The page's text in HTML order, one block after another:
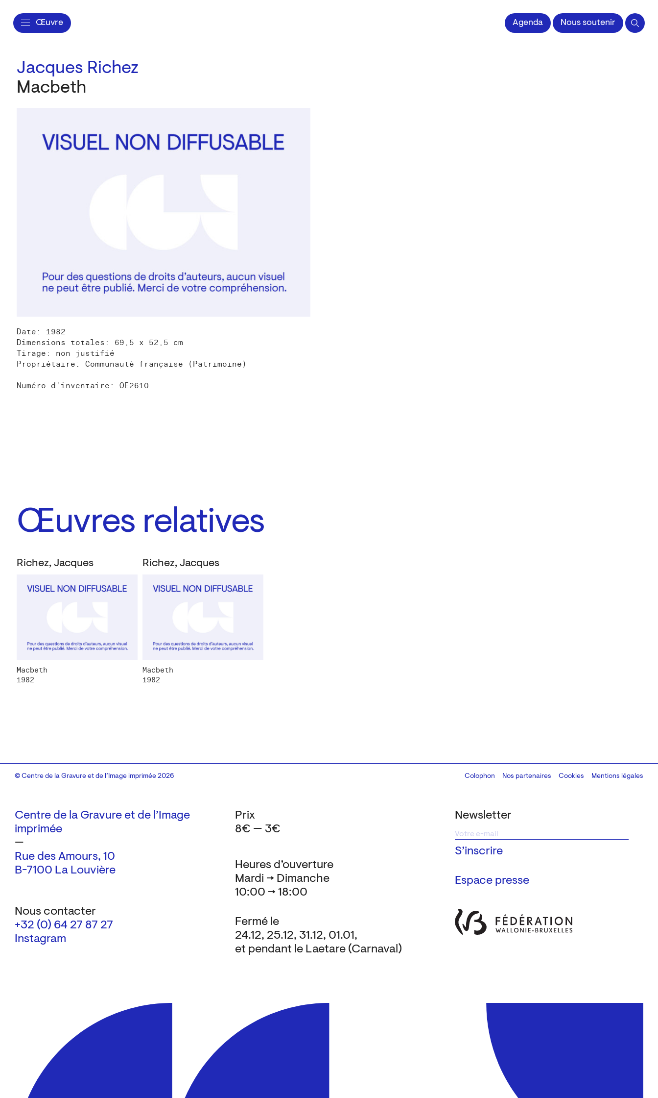
Œuvre Agenda Nous soutenir
Jacques Richez
Macbeth
Date: 1982
Dimensions totales: 69,5 x 52,5 cm
Tirage: non justifié
Propriétaire: Communauté française (Patrimoine)
Numéro d'inventaire: OE2610
Œuvres relatives
Richez, Jacques
Macbeth
1982
Richez, Jacques
Macbeth
1982
Centre de la Gravure et de l’Image
imprimée
—
Rue des Amours, 10
B-7100 La Louvière
Nous contacter
+32 (0) 64 27 87 27
Instagram
Newsletter
Espace presse
Heures d’ouverture
Mardi → Dimanche
10:00 → 18:00
Fermé le
24.12, 25.12, 31.12, 01.01,
et pendant le Laetare (Carnaval)
Prix
8€ — 3€
© Centre de la Gravure et de l’Image imprimée 2026 Colophon
Design:Marcel Kaczmarek, code:8080.studio
Nos partenaires Cookies Mentions légales